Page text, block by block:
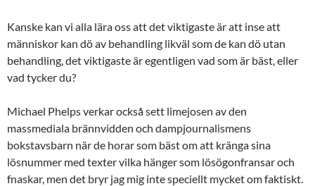
Kanske kan vi alla lära oss att det viktigaste är att inse att
människor kan dö av behandling likväl som de kan dö utan
behandling, det viktigaste är egentligen vad som är bäst, eller
vad tycker du?
Michael Phelps verkar också sett limejosen av den
massmediala brännvidden och dampjournalismens
bokstavsbarn när de horar som bäst om att kränga sina
lösnummer med texter vilka hänger som lösögonfransar och
fnaskar, men det bryr jag mig inte speciellt mycket om faktiskt.